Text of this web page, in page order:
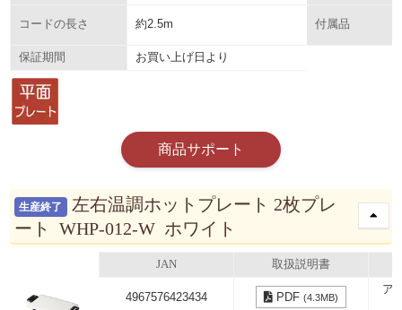
コードの長さ 約2.5m 付属品
保証期間 お買い上げ日より
商品サポート
生産終了
左右温調ホットプレート 2枚プレ
ート WHP-012-W ホワイト
JAN 取扱説明書
4967576423434 PDF(4.3MB)
ア